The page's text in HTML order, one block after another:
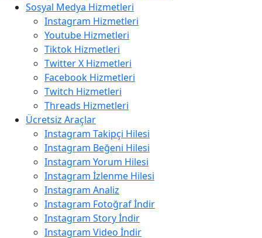
Sosyal Medya Hizmetleri
Instagram Hizmetleri
Youtube Hizmetleri
Tiktok Hizmetleri
Twitter X Hizmetleri
Facebook Hizmetleri
Twitch Hizmetleri
Threads Hizmetleri
Ücretsiz Araçlar
Instagram Takipçi Hilesi
Instagram Beğeni Hilesi
Instagram Yorum Hilesi
Instagram İzlenme Hilesi
Instagram Analiz
Instagram Fotoğraf İndir
Instagram Story İndir
Instagram Video İndir